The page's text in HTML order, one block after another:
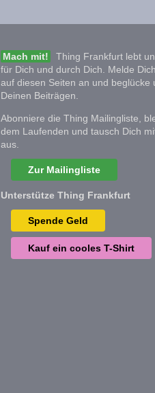
Mach mit!
Thing Frankfurt lebt
für Dich und durch Dich. Melde
auf diesen Seiten an und beglücke
Deinen Beiträgen.
Abonniere die Thing Mailingliste,
dem Laufenden und tausch Dich
aus.
Zur Mailingliste
Unterstütze Thing Frankfurt
Spende Geld
Kauf ein cooles T-Shirt